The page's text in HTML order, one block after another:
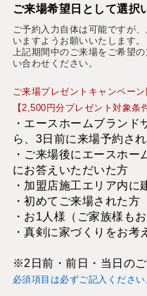
ご来場希望日として選択
ご予約入力自体は可能ですが
いますようお願いいたします。
上記期間中のご来場をご希望
い合わせください。
ご来場プレゼントキャンペーン
【2,500円分プレゼント対象条
・エースホームブラン
ら、3日前に来場予約さ
・ご来場後にエースホー
にお答えいただいた方
・加盟店施工エリア内に
・初めてご来場された方
・お1人様（ご家族様も
・真剣に家づくりをお考
※2日前・前日・当日の
必須項目は必ずご記入ください